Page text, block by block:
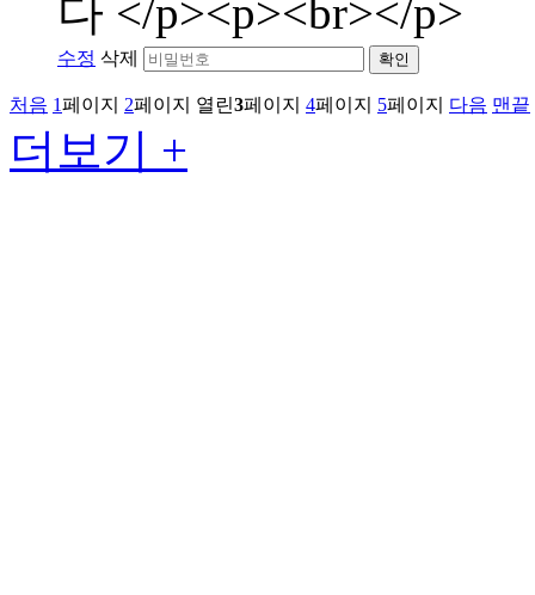
다 </p><p><br></p>
수정 삭제 확인
처음 1페이지 2페이지 열린3페이지 4페이지 5페이지 다음 맨끝
더보기 +